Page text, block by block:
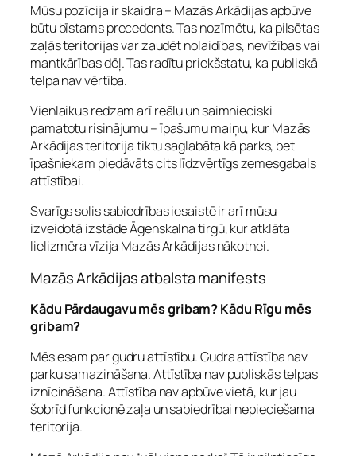
Mūsu pozīcija ir skaidra – Mazās Arkādijas apbūve
būtu bīstams precedents. Tas nozīmētu, ka pilsētas
zaļās teritorijas var zaudēt nolaidības, nevīžības vai
mantkārības dēļ. Tas radītu priekšstatu, ka publiskā
telpa nav vērtība.
Vienlaikus redzam arī reālu un saimnieciski
pamatotu risinājumu – īpašumu maiņu, kur Mazās
Arkādijas teritorija tiktu saglabāta kā parks, bet
īpašniekam piedāvāts cits līdzvērtīgs zemesgabals
attīstībai.
Svarīgs solis sabiedrības iesaistē ir arī mūsu
izveidotā izstāde Āgenskalna tirgū, kur atklāta
lielizmēra vīzija Mazās Arkādijas nākotnei.
Mazās Arkādijas atbalsta manifests
Kādu Pārdaugavu mēs gribam? Kādu Rīgu mēs
gribam?
Mēs esam par gudru attīstību. Gudra attīstība nav
parku samazināšana. Attīstība nav publiskās telpas
iznīcināšana. Attīstība nav apbūve vietā, kur jau
šobrīd funkcionē zaļa un sabiedrībai nepieciešama
teritorija.